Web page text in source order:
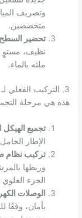
وتصريف
متخصصين.
تحضير
نظيف، مستوٍ
ملئه بالماء.
3. التركيب الفعلي لـ شلالات داخلية الكويت
هذه هي مرحلة
تجميع
الإطار
تركيب نظام
وربطها
الجزء
الوصلات
بأمان، وفقًا